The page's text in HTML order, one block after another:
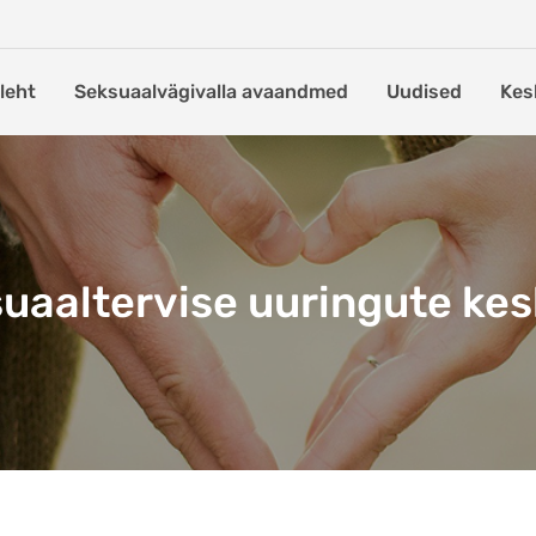
Seksuaalvägivalla avaandmed Uudised
uuringute